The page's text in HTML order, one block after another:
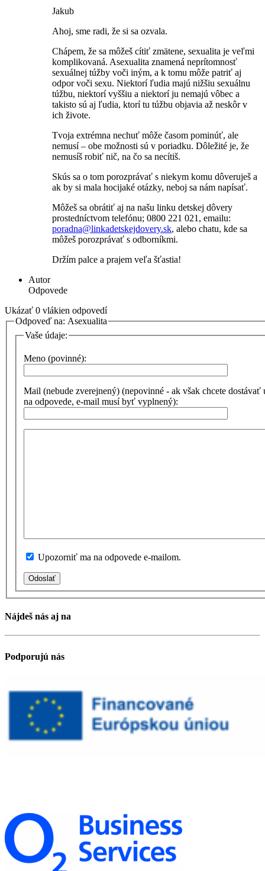
Jakub
Ahoj, sme radi, že si sa ozvala.
Chápem, že sa môžeš cítiť zmätene, sexualita je veľmi
komplikovaná. Asexualita znamená neprítomnosť
sexuálnej túžby voči iným, a k tomu môže patriť aj
odpor voči sexu. Niektorí ľudia majú nižšiu sexuálnu
túžbu, niektorí vyššiu a niektorí ju nemajú vôbec a
takisto sú aj ľudia, ktorí tu túžbu objavia až neskôr v
ich živote.
Tvoja extrémna nechuť môže časom pominúť, ale
nemusí – obe možnosti sú v poriadku. Dôležité je, že
nemusíš robiť nič, na čo sa necítiš.
Skús sa o tom porozprávať s niekym komu dôveruješ a
ak by si mala hocijaké otázky, neboj sa nám napísať.
Môžeš sa obrátiť aj na našu linku detskej dôvery
prostedníctvom telefónu; 0800 221 021, emailu:
poradna@linkadetskejdovery.sk, alebo chatu, kde sa
môžeš porozprávať s odborníkmi.
Držím palce a prajem veľa šťastia!
Autor
Odpovede
Ukázať 0 vlákien odpovedí
Odpoveď na: Asexualita
Vaše údaje:
Meno (povinné):
Mail (nebude zverejnený) (nepovinné - ak však chcete dostávať
na odpovede, e-mail musí byť vyplnený):
Upozorniť ma na odpovede e-mailom.
Odoslať
Nájdeš nás aj na
Podporujú nás